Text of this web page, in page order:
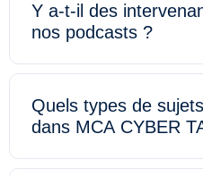
Y a-t-il des
nos podcasts ?
Quels types de
dans MCA CYBER